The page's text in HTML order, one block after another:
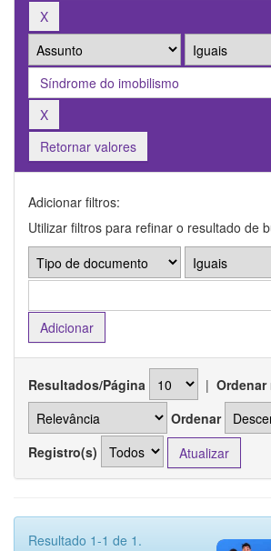
Retornar valores
Adicionar filtros:
Utilizar filtros para refinar o resultado de
Resultados/Página |
Ordenar
Registro(s)
Resultado 1-1 de 1.